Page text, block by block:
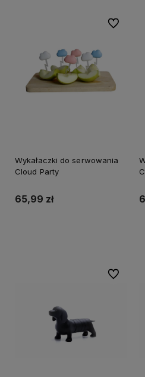
Wykałaczki do serwowania
Cloud Party
65,99 zł
Do
Do